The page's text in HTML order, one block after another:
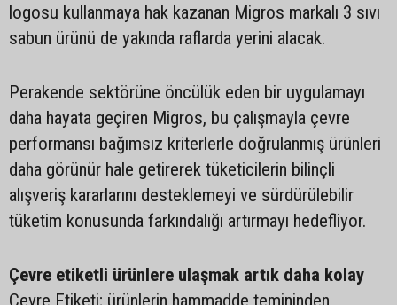
logosu kullanmaya hak kazanan Migros markalı 3 sıvı
sabun ürünü de yakında raflarda yerini alacak.
Perakende sektörüne öncülük eden bir uygulamayı
daha hayata geçiren Migros, bu çalışmayla çevre
performansı bağımsız kriterlerle doğrulanmış ürünleri
daha görünür hale getirerek tüketicilerin bilinçli
alışveriş kararlarını desteklemeyi ve sürdürülebilir
tüketim konusunda farkındalığı artırmayı hedefliyor.
Çevre etiketli ürünlere ulaşmak artık daha kolay
Çevre Etiketi; ürünlerin hammadde temininden